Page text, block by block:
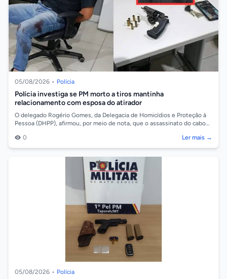
05/08/2026 • Polícia
Polícia investiga se PM morto a tiros mantinha
relacionamento com esposa do atirador
O delegado Rogério Gomes, da Delegacia de Homicídios e Proteção à
Pessoa (DHPP), afirmou, por meio de nota, que o assassinato do cabo
0
Ler mais →
05/08/2026 • Polícia